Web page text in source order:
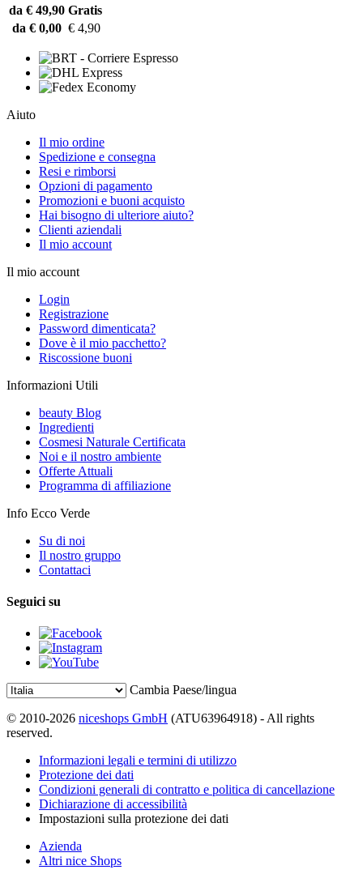
da € 49,90 Gratis
da € 0,00 € 4,90
Aiuto
Il mio ordine
Spedizione e consegna
Resi e rimborsi
Opzioni di pagamento
Promozioni e buoni acquisto
Hai bisogno di ulteriore aiuto?
Clienti aziendali
Il mio account
Il mio account
Login
Registrazione
Password dimenticata?
Dove è il mio pacchetto?
Riscossione buoni
Informazioni Utili
beauty Blog
Ingredienti
Cosmesi Naturale Certificata
Noi e il nostro ambiente
Offerte Attuali
Programma di affiliazione
Info Ecco Verde
Su di noi
Il nostro gruppo
Contattaci
Seguici su
Cambia Paese/lingua
© 2010-2026 niceshops GmbH (ATU63964918) - All rights
reserved.
Informazioni legali e termini di utilizzo
Protezione dei dati
Condizioni generali di contratto e politica di cancellazione
Dichiarazione di accessibilità
Impostazioni sulla protezione dei dati
Azienda
Altri nice Shops